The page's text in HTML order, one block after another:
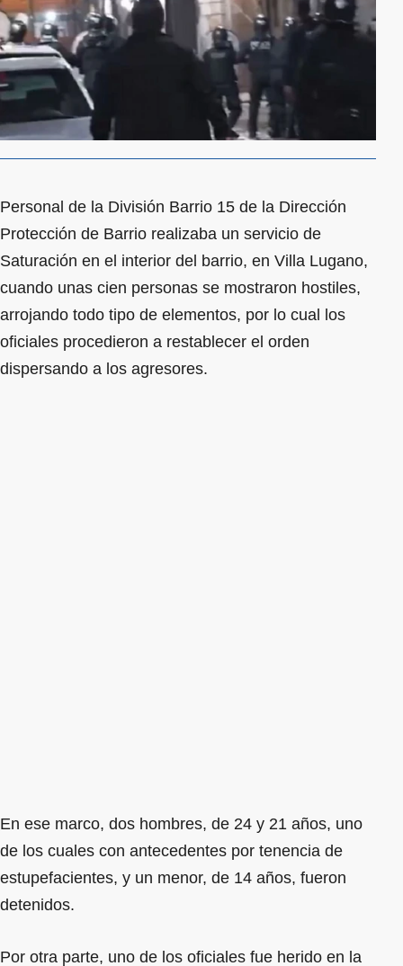
Personal de la División Barrio 15 de la Dirección
Protección de Barrio realizaba un servicio de
Saturación en el interior del barrio, en Villa Lugano,
cuando unas cien personas se mostraron hostiles,
arrojando todo tipo de elementos, por lo cual los
oficiales procedieron a restablecer el orden
dispersando a los agresores.
En ese marco, dos hombres, de 24 y 21 años, uno
de los cuales con antecedentes por tenencia de
estupefacientes, y un menor, de 14 años, fueron
detenidos.
Por otra parte, uno de los oficiales fue herido en la